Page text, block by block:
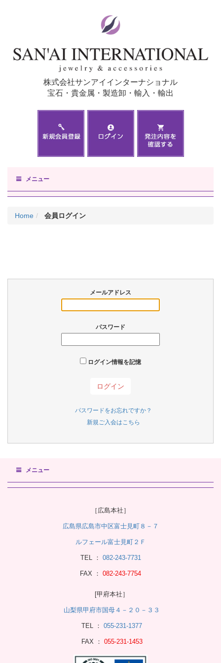
株式会社サンアイインターナショナル
宝石・貴金属・製造卸・輸入・輸出
メニュー
Home 会員ログイン
メールアドレス
パスワード
ログイン情報を記憶
パスワードをお忘れですか？
新規ご入会はこちら
メニュー
［広島本社］
広島県広島市中区富士見町８－７
ルフェール富士見町２Ｆ
TEL ： 082-243-7731
FAX ： 082-243-7754
[甲府本社］
山梨県甲府市国母４－２０－３３
TEL ： 055-231-1377
FAX ： 055-231-1453